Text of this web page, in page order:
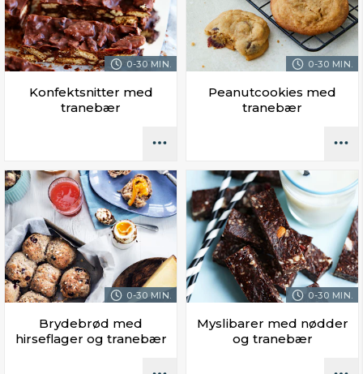
0-30 MIN.
Konfektsnitter med
tranebær
0-30 MIN.
Peanutcookies med
tranebær
0-30 MIN.
Brydebrød med
hirseflager og tranebær
0-30 MIN.
Myslibarer med nødder
og tranebær